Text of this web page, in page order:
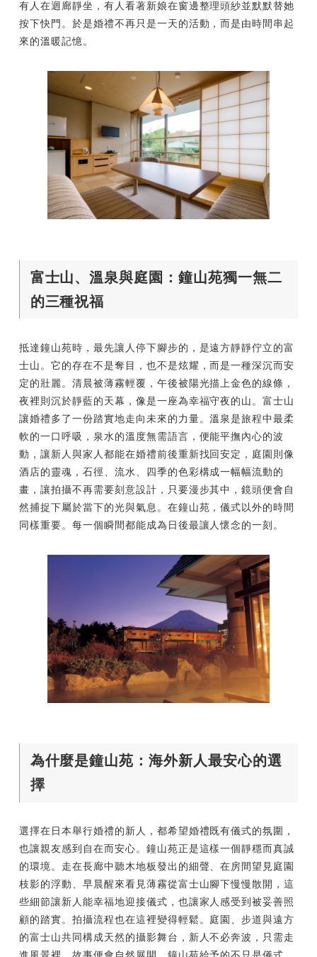
有人在迴廊靜坐，有人看著新娘在窗邊整理頭紗並默默替她
按下快門。於是婚禮不再只是一天的活動，而是由時間串起
來的溫暖記憶。
富士山、溫泉與庭園：鐘山苑獨一無二
的三種祝福
抵達鐘山苑時，最先讓人停下腳步的，是遠方靜靜佇立的富
士山。它的存在不是奪目，也不是炫耀，而是一種深沉而安
定的壯麗。清晨被薄霧輕覆，午後被陽光描上金色的線條，
夜裡則沉於靜藍的天幕，像是一座為幸福守夜的山。富士山
讓婚禮多了一份踏實地走向未來的力量。溫泉是旅程中最柔
軟的一口呼吸，泉水的溫度無需語言，便能平撫內心的波
動，讓新人與家人都能在婚禮前後重新找回安定，庭園則像
酒店的靈魂，石徑、流水、四季的色彩構成一幅幅流動的
畫，讓拍攝不再需要刻意設計，只要漫步其中，鏡頭便會自
然捕捉下屬於當下的光與氣息。在鐘山苑，儀式以外的時間
同樣重要。每一個瞬間都能成為日後最讓人懷念的一刻。
為什麼是鐘山苑：海外新人最安心的選
擇
選擇在日本舉行婚禮的新人，都希望婚禮既有儀式的氛圍，
也讓親友感到自在而安心。鐘山苑正是這樣一個靜穩而真誠
的環境。走在長廊中聽木地板發出的細聲、在房間望見庭園
枝影的浮動、早晨醒來看見薄霧從富士山腳下慢慢散開，這
些細節讓新人能幸福地迎接儀式，也讓家人感受到被妥善照
顧的踏實。拍攝流程也在這裡變得輕鬆。庭園、步道與遠方
的富士山共同構成天然的攝影舞台，新人不必奔波，只需走